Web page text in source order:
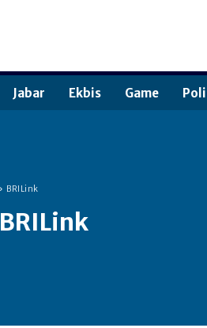
Jabar Ekbis Game
BRILink
BRILink